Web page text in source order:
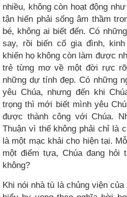
nhiều, không còn hoạt động
tận hiến phải sống âm thầm
bé, không ai biết đến. Có
say, rồi biến cố gia đình,
khiến họ không còn làm được
trẻ từng mơ về một đời rực
những dự tính đẹp. Có những
yêu Chúa, nhưng đến khi
trọng thì mới biết mình yêu
được thành công với Chúa.
Thuận vì thế không phải chỉ là
là một mạc khải cho hiện tại.
một điểm tựa, Chúa đang hỏi
không?
Khi nói nhà tù là chủng viện